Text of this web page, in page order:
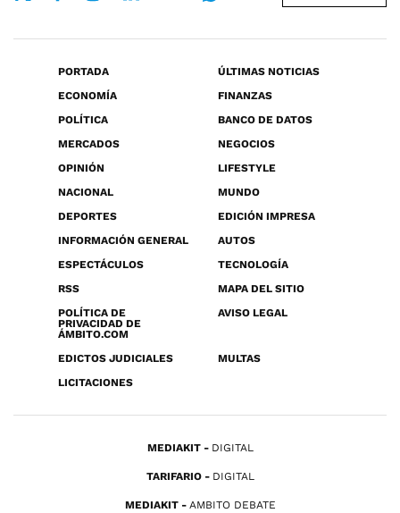
PORTADA
ÚLTIMAS NOTICIAS
ECONOMÍA
FINANZAS
POLÍTICA
BANCO DE DATOS
MERCADOS
NEGOCIOS
OPINIÓN
LIFESTYLE
NACIONAL
MUNDO
DEPORTES
EDICIÓN IMPRESA
INFORMACIÓN GENERAL
AUTOS
ESPECTÁCULOS
TECNOLOGÍA
RSS
MAPA DEL SITIO
POLÍTICA DE
PRIVACIDAD DE
ÁMBITO.COM
AVISO LEGAL
EDICTOS JUDICIALES
MULTAS
LICITACIONES
MEDIAKIT DIGITAL
TARIFARIO DIGITAL
MEDIAKIT AMBITO DEBATE